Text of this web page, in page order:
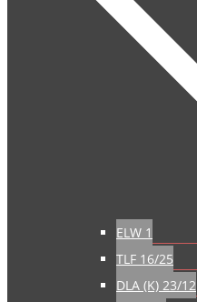
ELW 1
TLF 16/25
DLA (K) 23/12